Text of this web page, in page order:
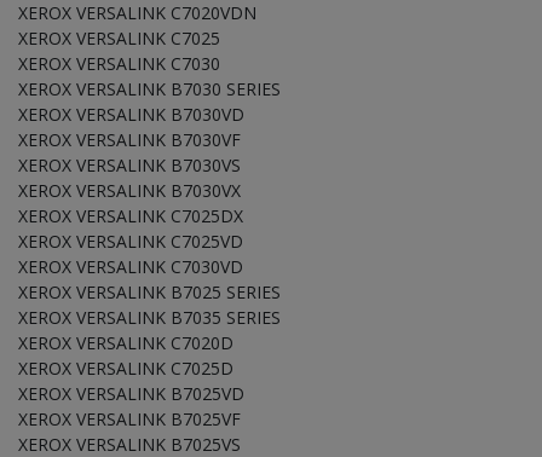
XEROX VERSALINK C7020VDN
XEROX VERSALINK C7025
XEROX VERSALINK C7030
XEROX VERSALINK B7030 SERIES
XEROX VERSALINK B7030VD
XEROX VERSALINK B7030VF
XEROX VERSALINK B7030VS
XEROX VERSALINK B7030VX
XEROX VERSALINK C7025DX
XEROX VERSALINK C7025VD
XEROX VERSALINK C7030VD
XEROX VERSALINK B7025 SERIES
XEROX VERSALINK B7035 SERIES
XEROX VERSALINK C7020D
XEROX VERSALINK C7025D
XEROX VERSALINK B7025VD
XEROX VERSALINK B7025VF
XEROX VERSALINK B7025VS